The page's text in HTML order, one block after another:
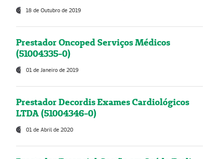
18 de Outubro de 2019
Prestador Oncoped Serviços Médicos
(51004335-0)
01 de Janeiro de 2019
Prestador Decordis Exames Cardiológicos
LTDA (51004346-0)
01 de Abril de 2020